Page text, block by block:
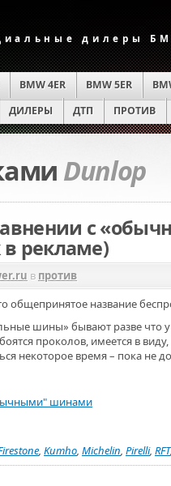
дилеры
BMW 4ER BMW 5ER
ДИЛЕРЫ ДТП ПРОТИВ
Dunlop
с
рекламе)
в против
общепринятое название
шины» бывают разве что
проколов, имеется в
некоторое время – пока не
, Kumho, Michelin, Pirelli, RFT,